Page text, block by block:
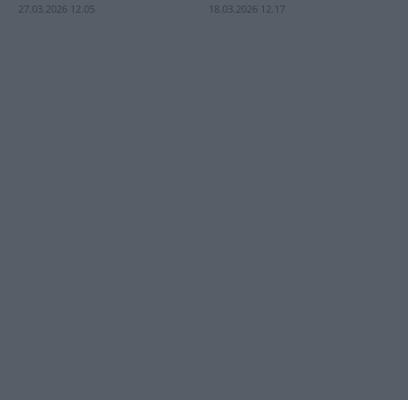
27.03.2026 12.05 18.03.2026 12.17